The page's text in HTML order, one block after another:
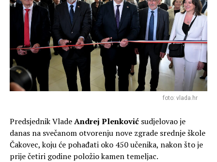
foto: vlada.hr
Predsjednik VladeAndrej Plenković sudjelovao je
danas na svečanom otvorenju nove zgrade srednje škole
Čakovec, koju će pohađati oko 450 učenika, nakon što je
prije četiri godine položio kamen temeljac.